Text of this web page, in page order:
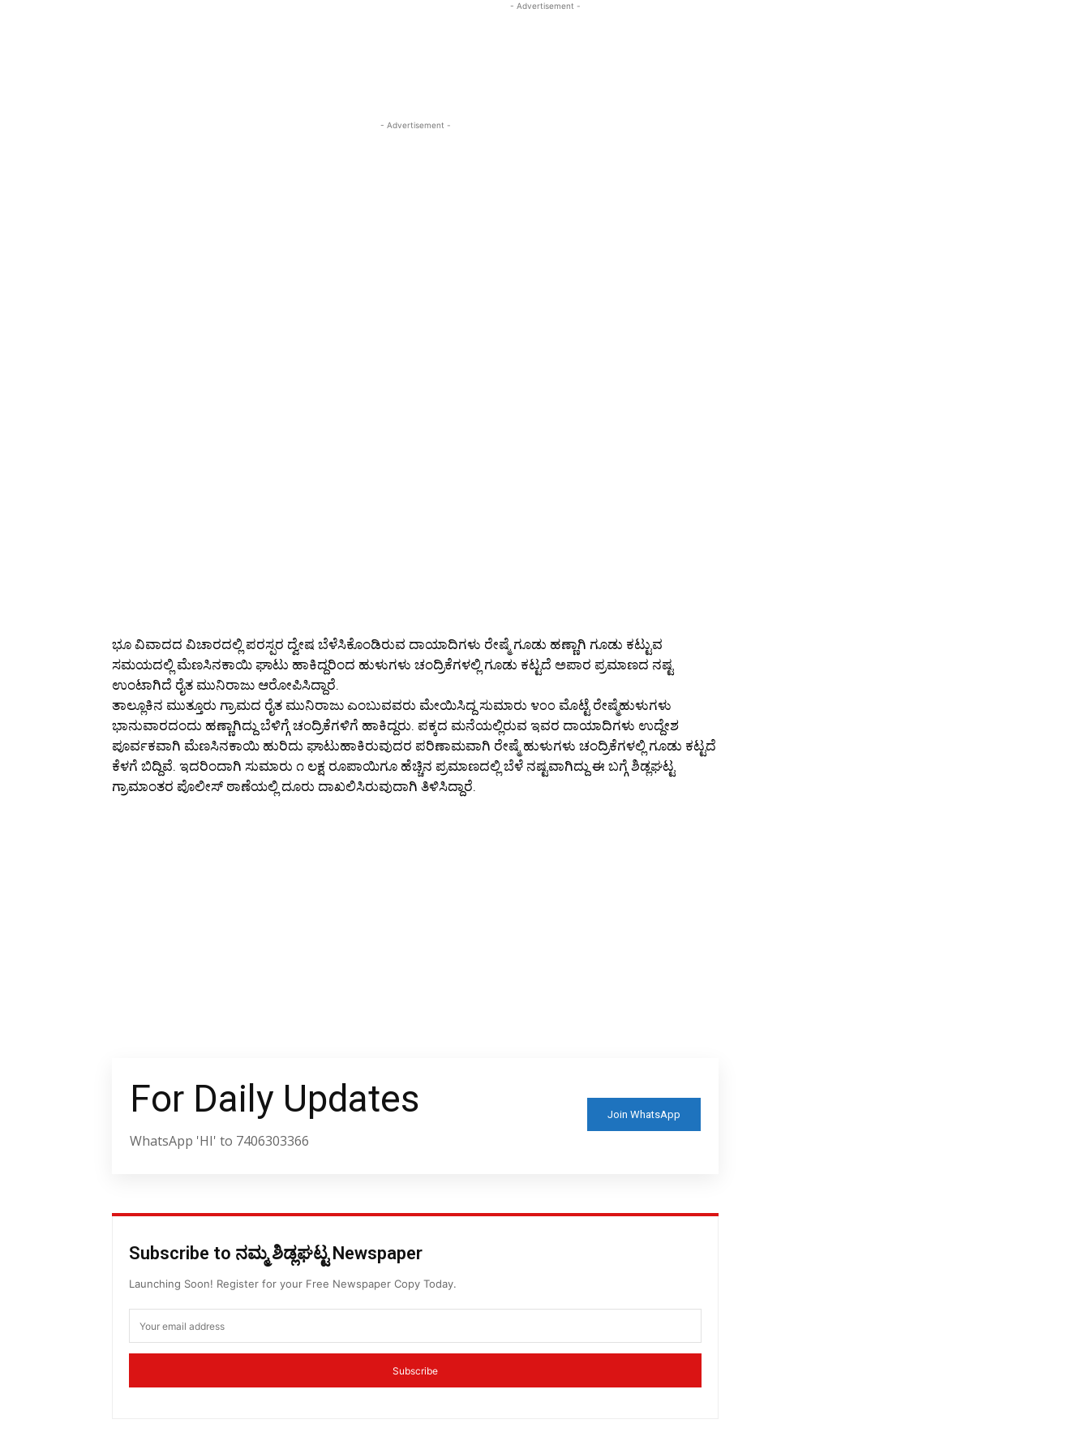
- Advertisement -
- Advertisement -
ಭೂ ವಿವಾದದ ವಿಚಾರದಲ್ಲಿ ಪರಸ್ಪರ ದ್ವೇಷ ಬೆಳೆಸಿಕೊಂಡಿರುವ ದಾಯಾದಿಗಳು ರೇಷ್ಮೆ ಗೂಡು ಹಣ್ಣಾಗಿ ಗೂಡು ಕಟ್ಟುವ
ಸಮಯದಲ್ಲಿ ಮೆಣಸಿನಕಾಯಿ ಘಾಟು ಹಾಕಿದ್ದರಿಂದ ಹುಳುಗಳು ಚಂದ್ರಿಕೆಗಳಲ್ಲಿ ಗೂಡು ಕಟ್ಟದೆ ಅಪಾರ ಪ್ರಮಾಣದ ನಷ್ಟ
ಉಂಟಾಗಿದೆ ರೈತ ಮುನಿರಾಜು ಆರೋಪಿಸಿದ್ದಾರೆ.
ತಾಲ್ಲೂಕಿನ ಮುತ್ತೂರು ಗ್ರಾಮದ ರೈತ ಮುನಿರಾಜು ಎಂಬುವವರು ಮೇಯಿಸಿದ್ದ ಸುಮಾರು ೪೦೦ ಮೊಟ್ಟೆ ರೇಷ್ಮೆಹುಳುಗಳು
ಭಾನುವಾರದಂದು ಹಣ್ಣಾಗಿದ್ದು ಬೆಳಿಗ್ಗೆ ಚಂದ್ರಿಕೆಗಳಿಗೆ ಹಾಕಿದ್ದರು. ಪಕ್ಕದ ಮನೆಯಲ್ಲಿರುವ ಇವರ ದಾಯಾದಿಗಳು ಉದ್ದೇಶ
ಪೂರ್ವಕವಾಗಿ ಮೆಣಸಿನಕಾಯಿ ಹುರಿದು ಘಾಟುಹಾಕಿರುವುದರ ಪರಿಣಾಮವಾಗಿ ರೇಷ್ಮೆ ಹುಳುಗಳು ಚಂದ್ರಿಕೆಗಳಲ್ಲಿ ಗೂಡು ಕಟ್ಟದೆ
ಕೆಳಗೆ ಬಿದ್ದಿವೆ. ಇದರಿಂದಾಗಿ ಸುಮಾರು ೧ ಲಕ್ಷ ರೂಪಾಯಿಗೂ ಹೆಚ್ಚಿನ ಪ್ರಮಾಣದಲ್ಲಿ ಬೆಳೆ ನಷ್ಟವಾಗಿದ್ದು ಈ ಬಗ್ಗೆ ಶಿಡ್ಲಘಟ್ಟ
ಗ್ರಾಮಾಂತರ ಪೊಲೀಸ್ ಠಾಣೆಯಲ್ಲಿ ದೂರು ದಾಖಲಿಸಿರುವುದಾಗಿ ತಿಳಿಸಿದ್ದಾರೆ.
For Daily Updates
WhatsApp 'HI' to 7406303366
Join WhatsApp
Subscribe to ನಮ್ಮ ಶಿಡ್ಲಘಟ್ಟ Newspaper
Launching Soon! Register for your Free Newspaper Copy Today.
Subscribe